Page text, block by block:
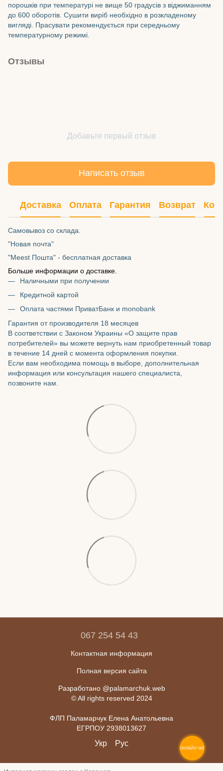
порошків при температурі не вище 50 градусів з віджиманням
до 600 оборотів. Сушити виріб необхідно в розкладеному
вигляді. Прасувати рекомендується при середньому
температурному режимі.
Отзывы
Добавьте первый отзыв
Написать отзыв
Доставка Оплата Гарантия Возврат
Самовывоз со склада.
"Новая почта"
"Meest Пошта" - бесплатная доставка
Больше информации о доставке.
Наличными при получении
Кредитной картой
Оплата частями ПриватБанк и monobank
Гарантия от производителя 18 месяцев
В соответствии с Законом Украины «О защите прав
потребителей» вы можете вернуть нам приобретенный товар
в течение 14 дней с момента оформления покупки.
Если вам необходима помощь в выборе, дополнительная
информация или консультация нашего специалиста,
позвоните нам.
067 254 54 43
Контактная информация
Полная версия сайта
Разработано @palamarchuk.web
© All rights reserved 2024
ФЛП Паламарчук Елена Анатольевна
ЕГРПОУ 2938013627
Укр Рус
ОНЛАЙН ЧАТ